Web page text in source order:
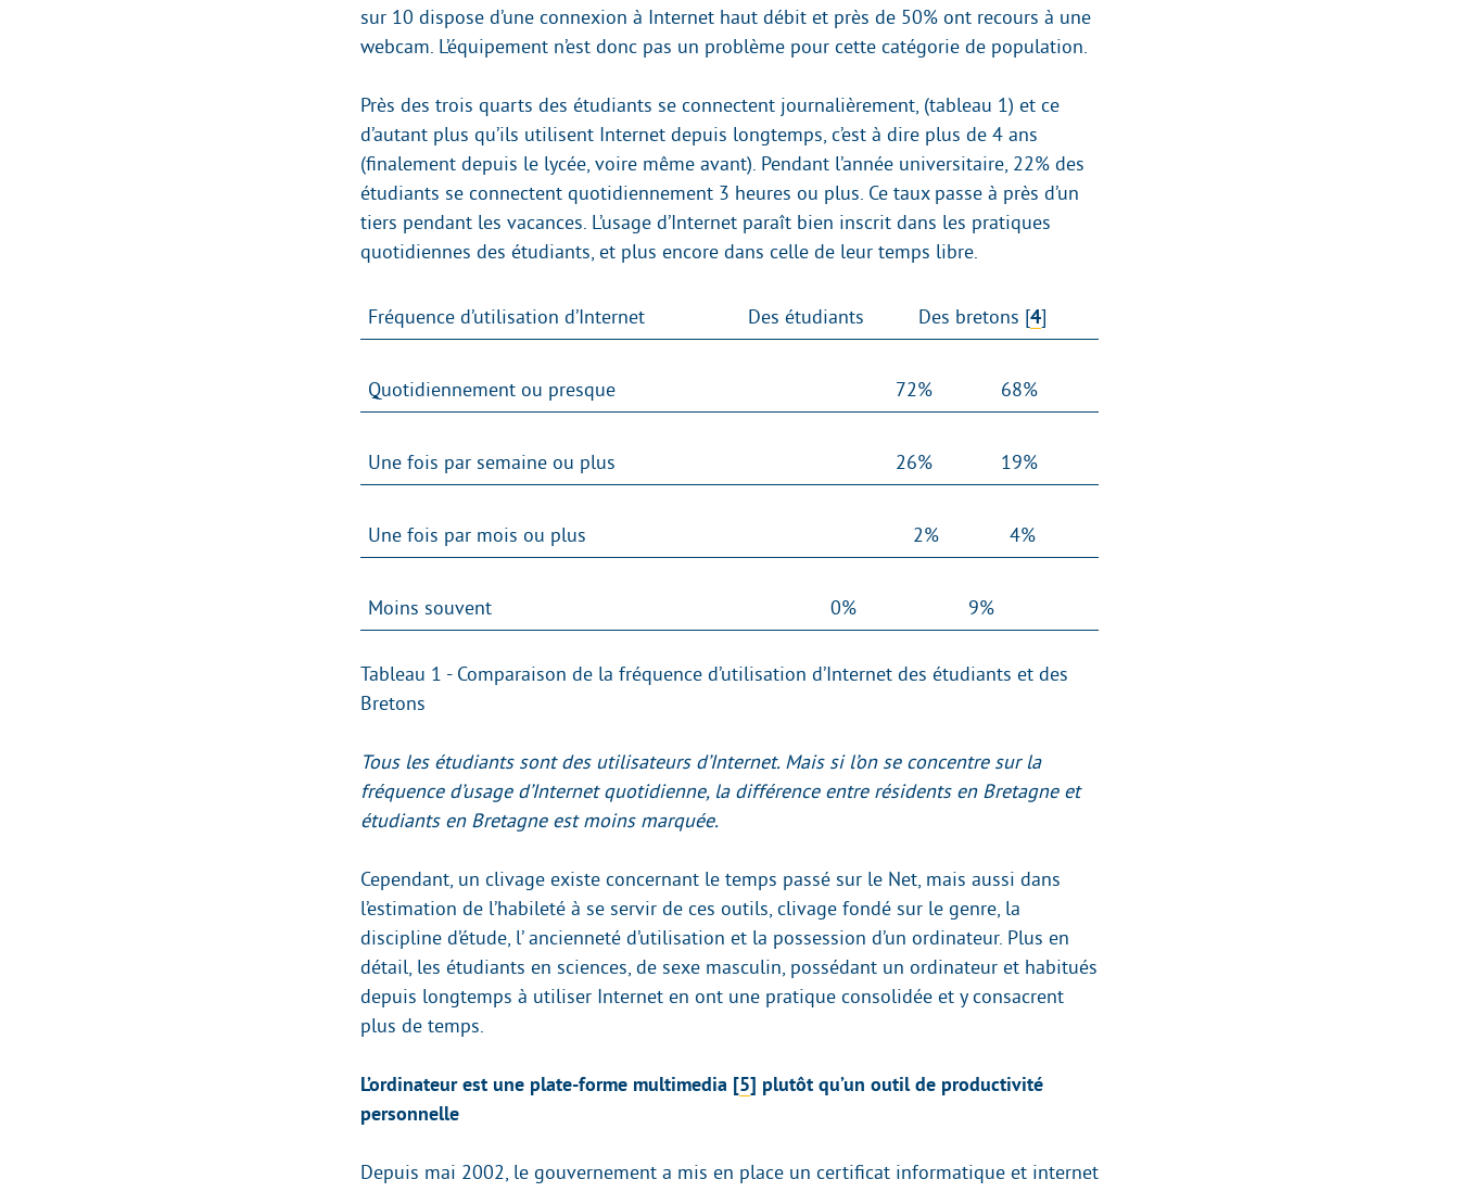
sur 10 dispose d’une connexion à Internet haut débit et près de 50% ont recours à une
webcam. L’équipement n’est donc pas un problème pour cette catégorie de population.
Près des trois quarts des étudiants se connectent journalièrement, (tableau 1) et ce
d’autant plus qu’ils utilisent Internet depuis longtemps, c’est à dire plus de 4 ans
(finalement depuis le lycée, voire même avant). Pendant l’année universitaire, 22% des
étudiants se connectent quotidiennement 3 heures ou plus. Ce taux passe à près d’un
tiers pendant les vacances. L’usage d’Internet paraît bien inscrit dans les pratiques
quotidiennes des étudiants, et plus encore dans celle de leur temps libre.
Fréquence d’utilisation d’Internet Des étudiants Des bretons [4]
Quotidiennement ou presque 72% 68%
Une fois par semaine ou plus 26% 19%
Une fois par mois ou plus 2% 4%
Moins souvent 0% 9%
Tableau 1 - Comparaison de la fréquence d’utilisation d’Internet des étudiants et des
Bretons
Tous les étudiants sont des utilisateurs d’Internet. Mais si l’on se concentre sur la
fréquence d’usage d’Internet quotidienne, la différence entre résidents en Bretagne et
étudiants en Bretagne est moins marquée.
Cependant, un clivage existe concernant le temps passé sur le Net, mais aussi dans
l’estimation de l’habileté à se servir de ces outils, clivage fondé sur le genre, la
discipline d’étude, l’ ancienneté d’utilisation et la possession d’un ordinateur. Plus en
détail, les étudiants en sciences, de sexe masculin, possédant un ordinateur et habitués
depuis longtemps à utiliser Internet en ont une pratique consolidée et y consacrent
plus de temps.
L’ordinateur est une plate-forme multimedia [5] plutôt qu’un outil de productivité
personnelle
Depuis mai 2002, le gouvernement a mis en place un certificat informatique et internet